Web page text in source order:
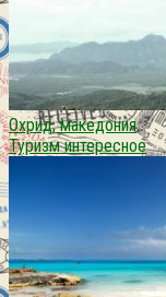
Охрид, македония
Туризм интересное